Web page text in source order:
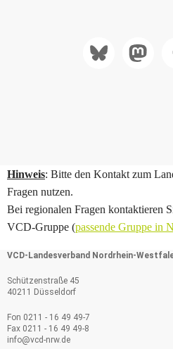
Hinweis: Bitte den Kontakt zum
Fragen nutzen.
Bei regionalen Fragen kontaktieren
VCD-Gruppe (passende Gruppe in
VCD-Landesverband Nordrhein-
Schützenstraße 45
40211 Düsseldorf
Fon 0211 - 16 49 49-7
Fax 0211 - 16 49 49-8
info@vcd-nrw.de